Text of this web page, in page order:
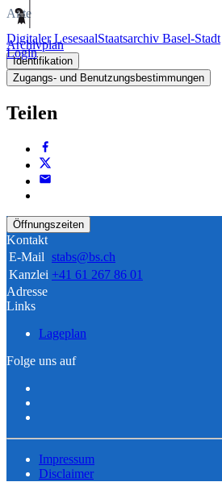
Digitaler LesesaalStaatsarchiv Basel-Stadt
Login
Akte
Archivplan
Identifikation
Zugangs- und Benutzungsbestimmungen
Teilen
Öffnungszeiten
Kontakt
E-Mail stabs@bs.ch
Kanzlei +41 61 267 86 01
Adresse
Links
Lageplan
Folge uns auf
Impressum
Disclaimer